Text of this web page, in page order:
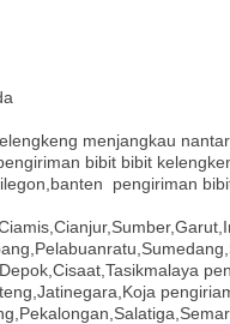
menjangkau
bibit bibit
pengiriman